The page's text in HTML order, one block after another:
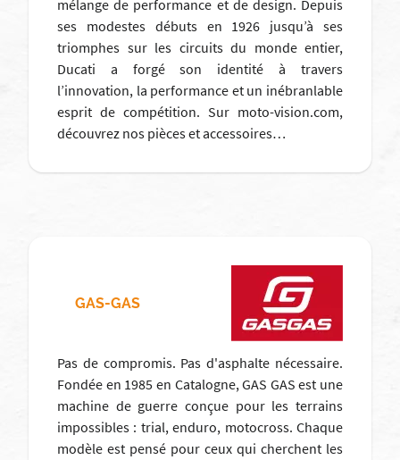
mélange de performance et de design. Depuis
ses modestes débuts en 1926 jusqu’à ses
triomphes sur les circuits du monde entier,
Ducati a forgé son identité à travers
l’innovation, la performance et un inébranlable
esprit de compétition. Sur moto-vision.com,
découvrez nos pièces et accessoires…
GAS-GAS
Pas de compromis. Pas d'asphalte nécessaire.
Fondée en 1985 en Catalogne, GAS GAS est une
machine de guerre conçue pour les terrains
impossibles : trial, enduro, motocross. Chaque
modèle est pensé pour ceux qui cherchent les